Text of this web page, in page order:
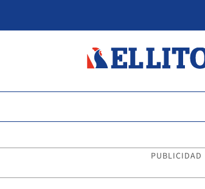
PUBLICIDAD